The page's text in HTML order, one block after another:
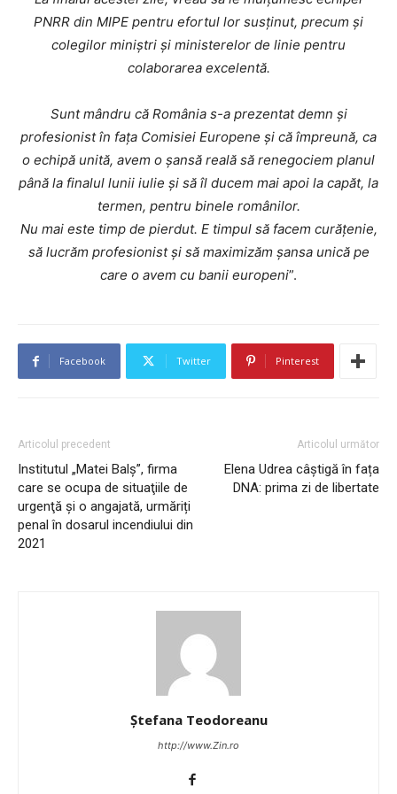
PNRR din MIPE pentru efortul lor susținut, precum și
colegilor miniștri și ministerelor de linie pentru
colaborarea excelentă.
Sunt mândru că România s-a prezentat demn și
profesionist în fața Comisiei Europene și că împreună, ca
o echipă unită, avem o șansă reală să renegociem planul
până la finalul lunii iulie și să îl ducem mai apoi la capăt, la
termen, pentru binele românilor.
Nu mai este timp de pierdut. E timpul să facem curățenie,
să lucrăm profesionist și să maximizăm șansa unică pe
care o avem cu banii europeni”.
Facebook Twitter Pinterest
Articolul precedent
Institutul „Matei Balş”, firma
care se ocupa de situaţiile de
urgenţă și o angajată, urmăriți
penal în dosarul incendiului din
2021
Articolul următor
Elena Udrea câștigă în fața
DNA: prima zi de libertate
Ștefana Teodoreanu
http://www.Zin.ro